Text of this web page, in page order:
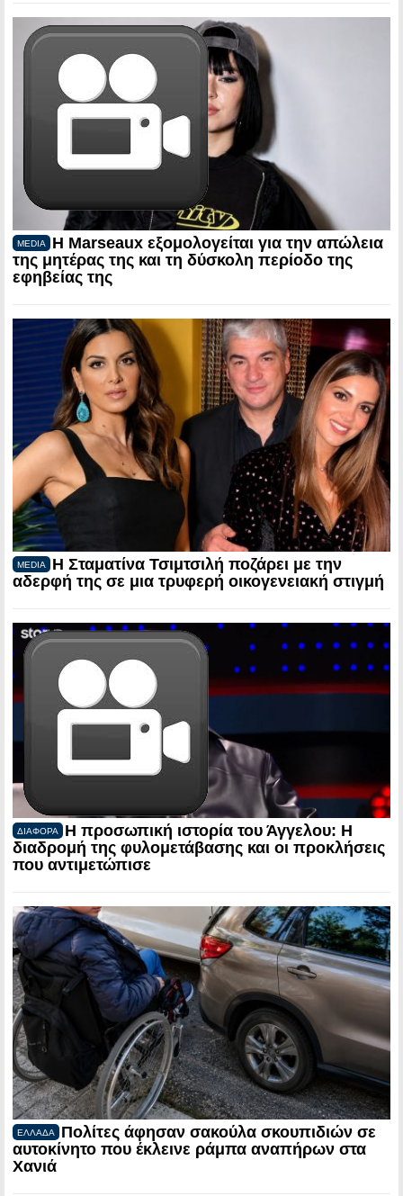
MEDIA
Η Marseaux εξομολογείται για την απώλεια
της μητέρας της και τη δύσκολη περίοδο της
εφηβείας της
MEDIA
Η Σταματίνα Τσιμτσιλή ποζάρει με την
αδερφή της σε μια τρυφερή οικογενειακή στιγμή
ΔΙΑΦΟΡΑ
Η προσωπική ιστορία του Άγγελου: Η
διαδρομή της φυλομετάβασης και οι προκλήσεις
που αντιμετώπισε
ΕΛΛΑΔΑ
Πολίτες άφησαν σακούλα σκουπιδιών σε
αυτοκίνητο που έκλεινε ράμπα αναπήρων στα
Χανιά